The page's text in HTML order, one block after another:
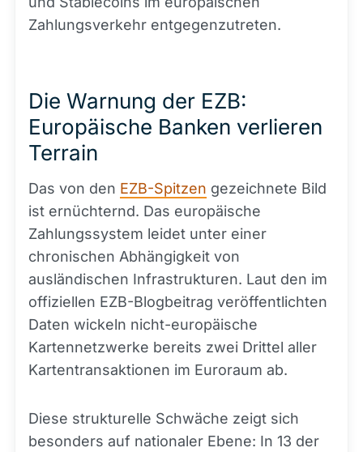
Zahlungsverkehr entgegenzutreten.
Die Warnung der EZB:
Europäische Banken verlieren
Terrain
Das von den EZB-Spitzen gezeichnete Bild
ist ernüchternd. Das europäische
Zahlungssystem leidet unter einer
chronischen Abhängigkeit von
ausländischen Infrastrukturen. Laut den im
offiziellen EZB-Blogbeitrag veröffentlichten
Daten wickeln nicht-europäische
Kartennetzwerke bereits zwei Drittel aller
Kartentransaktionen im Euroraum ab.
Diese strukturelle Schwäche zeigt sich
besonders auf nationaler Ebene: In 13 der